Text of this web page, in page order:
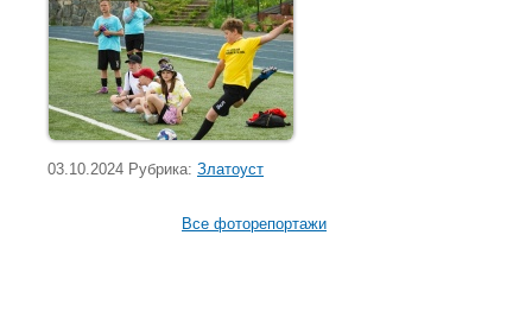
03.10.2024 Рубрика: Златоуст
Все фоторепортажи